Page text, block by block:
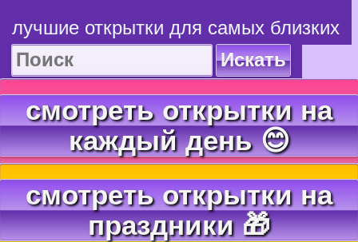
лучшие открытки для самых близких
Искать
смотреть открытки на
каждый день 😊
смотреть открытки на
праздники 🎁